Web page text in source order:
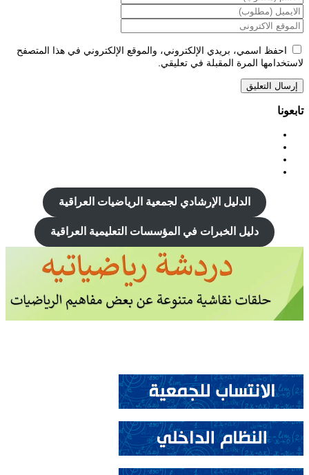
احفظ اسمي، بريدي الإلكتروني، والموقع الإلكتروني في هذا المتصفح
لاستخدامها المرة المقبلة في تعليقي.
تابعونا
الدليل الإرشادي لجمعية الرياضيات العراقية
دليل الخبرات في المؤسسات التعليمية العراقية